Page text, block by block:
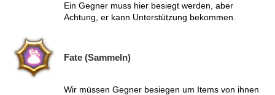
Ein Gegner muss hier besiegt werden, aber
Achtung, er kann Unterstützung bekommen.
Fate (Sammeln)
Wir müssen Gegner besiegen um Items von ihnen